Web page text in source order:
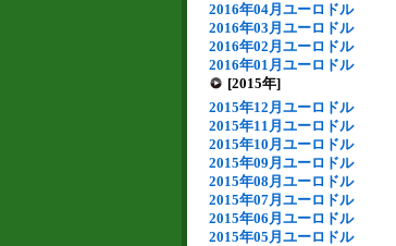
2016年04月ユーロドル
2016年03月ユーロドル
2016年02月ユーロドル
2016年01月ユーロドル
[2015年]
2015年12月ユーロドル
2015年11月ユーロドル
2015年10月ユーロドル
2015年09月ユーロドル
2015年08月ユーロドル
2015年07月ユーロドル
2015年06月ユーロドル
2015年05月ユーロドル